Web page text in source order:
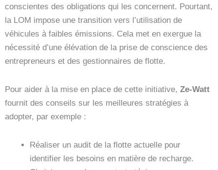
conscientes des obligations qui les concernent. Pourtant,
la LOM impose une transition vers l’utilisation de
véhicules à faibles émissions. Cela met en exergue la
nécessité d’une élévation de la prise de conscience des
entrepreneurs et des gestionnaires de flotte.
Pour aider à la mise en place de cette initiative, Ze-Watt
fournit des conseils sur les meilleures stratégies à
adopter, par exemple :
Réaliser un audit de la flotte actuelle pour
identifier les besoins en matière de recharge.